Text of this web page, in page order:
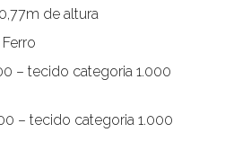
Mesa Bistrot
Mesas de Centro
de altura
– tecido categoria 1.000
– tecido categoria 1.000